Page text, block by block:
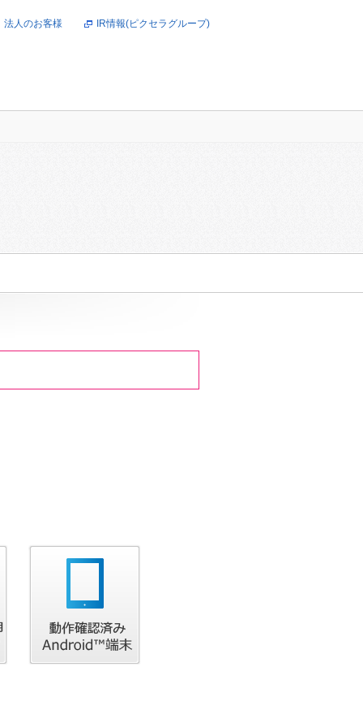
法人のお客様 IR情報(ピクセラグループ)